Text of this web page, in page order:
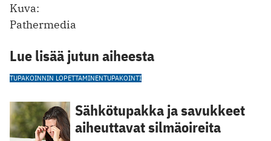
Kuva:
Pathermedia
Lue lisää jutun aiheesta
TUPAKOINNIN LOPETTAMINENTUPAKOINTI
Sähkötupakka ja savukkeet
aiheuttavat silmäoireita